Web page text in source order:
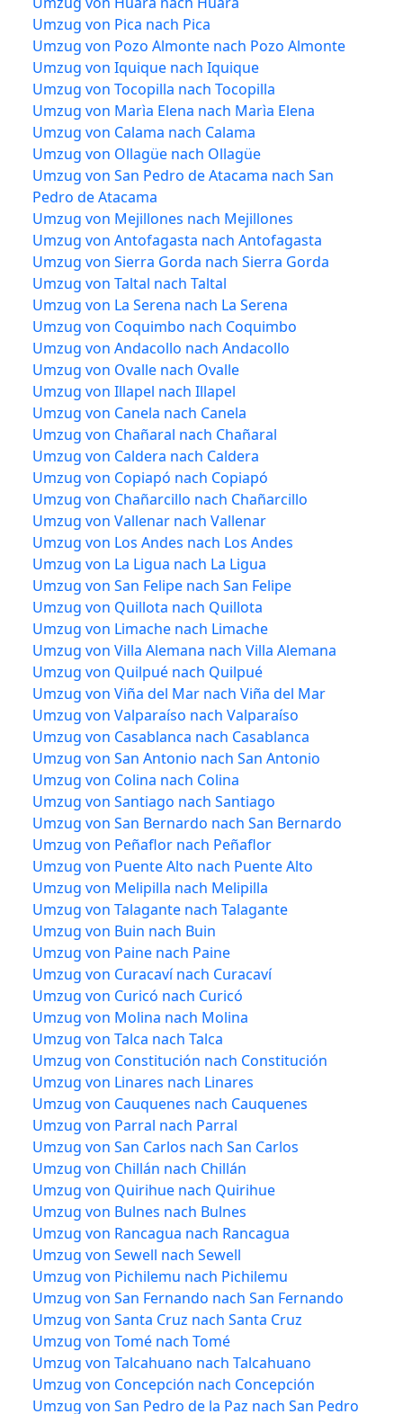
Umzug von Pica nach Pica
Umzug von Pozo Almonte nach Pozo Almonte
Umzug von Iquique nach Iquique
Umzug von Tocopilla nach Tocopilla
Umzug von Marìa Elena nach Marìa Elena
Umzug von Calama nach Calama
Umzug von Ollagüe nach Ollagüe
Umzug von San Pedro de Atacama nach San
Pedro de Atacama
Umzug von Mejillones nach Mejillones
Umzug von Antofagasta nach Antofagasta
Umzug von Sierra Gorda nach Sierra Gorda
Umzug von Taltal nach Taltal
Umzug von La Serena nach La Serena
Umzug von Coquimbo nach Coquimbo
Umzug von Andacollo nach Andacollo
Umzug von Ovalle nach Ovalle
Umzug von Illapel nach Illapel
Umzug von Canela nach Canela
Umzug von Chañaral nach Chañaral
Umzug von Caldera nach Caldera
Umzug von Copiapó nach Copiapó
Umzug von Chañarcillo nach Chañarcillo
Umzug von Vallenar nach Vallenar
Umzug von Los Andes nach Los Andes
Umzug von La Ligua nach La Ligua
Umzug von San Felipe nach San Felipe
Umzug von Quillota nach Quillota
Umzug von Limache nach Limache
Umzug von Villa Alemana nach Villa Alemana
Umzug von Quilpué nach Quilpué
Umzug von Viña del Mar nach Viña del Mar
Umzug von Valparaíso nach Valparaíso
Umzug von Casablanca nach Casablanca
Umzug von San Antonio nach San Antonio
Umzug von Colina nach Colina
Umzug von Santiago nach Santiago
Umzug von San Bernardo nach San Bernardo
Umzug von Peñaflor nach Peñaflor
Umzug von Puente Alto nach Puente Alto
Umzug von Melipilla nach Melipilla
Umzug von Talagante nach Talagante
Umzug von Buin nach Buin
Umzug von Paine nach Paine
Umzug von Curacaví nach Curacaví
Umzug von Curicó nach Curicó
Umzug von Molina nach Molina
Umzug von Talca nach Talca
Umzug von Constitución nach Constitución
Umzug von Linares nach Linares
Umzug von Cauquenes nach Cauquenes
Umzug von Parral nach Parral
Umzug von San Carlos nach San Carlos
Umzug von Chillán nach Chillán
Umzug von Quirihue nach Quirihue
Umzug von Bulnes nach Bulnes
Umzug von Rancagua nach Rancagua
Umzug von Sewell nach Sewell
Umzug von Pichilemu nach Pichilemu
Umzug von San Fernando nach San Fernando
Umzug von Santa Cruz nach Santa Cruz
Umzug von Tomé nach Tomé
Umzug von Talcahuano nach Talcahuano
Umzug von Concepción nach Concepción
Umzug von San Pedro de la Paz nach San Pedro